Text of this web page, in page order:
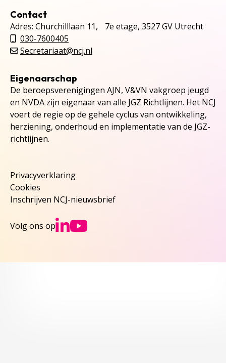
Contact
Adres: Churchilllaan 11, 7e etage, 3527 GV Utrecht
030-7600405
Secretariaat@ncj.nl
Eigenaarschap
De beroepsverenigingen AJN, V&VN vakgroep jeugd
en NVDA zijn eigenaar van alle JGZ Richtlijnen. Het NCJ
voert de regie op de gehele cyclus van ontwikkeling,
herziening, onderhoud en implementatie van de JGZ-
richtlijnen.
Privacyverklaring
Cookies
Inschrijven NCJ-nieuwsbrief
Volg ons op Ga naar NCJs